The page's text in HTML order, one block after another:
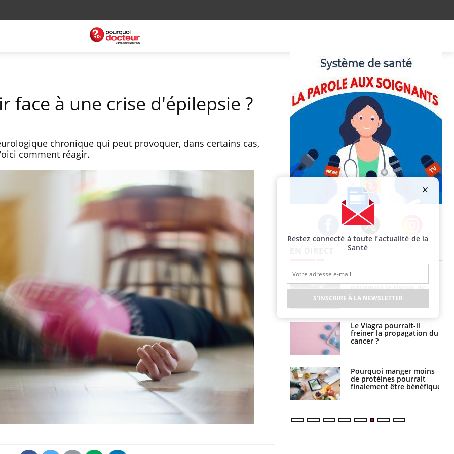
face à une crise d'épilepsie ?
chronique qui peut provoquer, dans certains cas,
comment réagir.
Facebook Twitter Instagram
La sieste empêche-t-elle
de dormir la nuit ?
VIH : la fin du comprimé
tous les jours se profile-t-
elle enfin ?
Pourquoi votre ventre
gâche-t-il les premiers
jours de vos vacances ?
Fortes chaleurs :
pourquoi le risque de
noyade grimpe-t-il ?
Le Viagra pourrait-il
freiner la propagation du
Pourquoi manger moins
finalement être bénéfique
que dit la science
Le smartphone nuit-il à
l'apprentissage de la
lecture ?
Mordue par une tique en
vacances, elle reste dans
le coma pendant 42 jours
Restez connecté à toute l’actualité de la
Santé
S'INSCRIRE À LA NEWSLETTER